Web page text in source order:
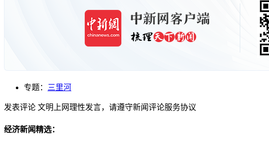
专题： 三里河
发表评论 文明上网理性发言，请遵守新闻评论服务协议
经济新闻精选：